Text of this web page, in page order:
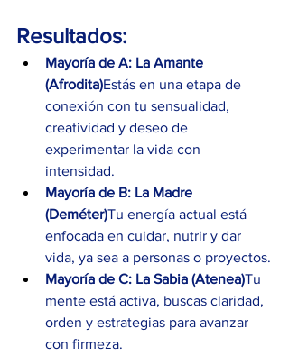
Resultados:
Mayoría de A: La Amante
(Afrodita)Estás en una etapa de
conexión con tu sensualidad,
creatividad y deseo de
experimentar la vida con
intensidad.
Mayoría de B: La Madre
(Deméter)Tu energía actual está
enfocada en cuidar, nutrir y dar
vida, ya sea a personas o proyectos.
Mayoría de C: La Sabia (Atenea)Tu
mente está activa, buscas claridad,
orden y estrategias para avanzar
con firmeza.